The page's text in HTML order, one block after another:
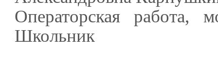
Операторская работа,
Школьник